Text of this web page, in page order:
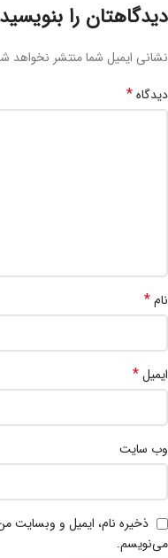
دیدگاهتان را بنویسید
نشانی ایمیل شما منتشر نخواهد
دیدگاه*
نام*
ایمیل*
وب‌ سایت
ذخیره نام، ایمیل و وبسایت
می‌نویسم.